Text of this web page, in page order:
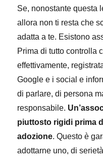
Se, nonostante questa
allora non ti resta che
adatta a te. Esistono
Prima di tutto controlla
effettivamente,
Google e i social e
di parlare, di persona
responsabile.
piuttosto rigidi prima
adozione. Questo è
adottarne uno, di